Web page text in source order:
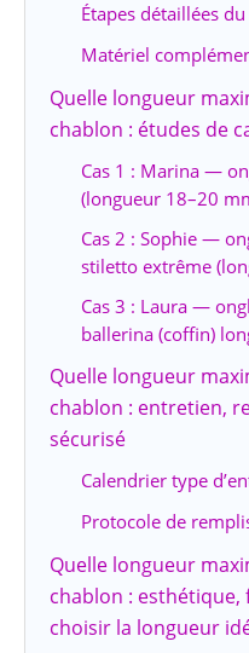
Étapes détaillées
Matériel
Quelle longueur
chablon : études de
Cas 1 : Marina —
(longueur 18–20
Cas 2 : Sophie —
stiletto extrême
Cas 3 : Laura —
ballerina (coffin)
Quelle longueur
chablon : entretien,
sécurisé
Calendrier type
Protocole de
Quelle longueur
chablon :
choisir la longueur